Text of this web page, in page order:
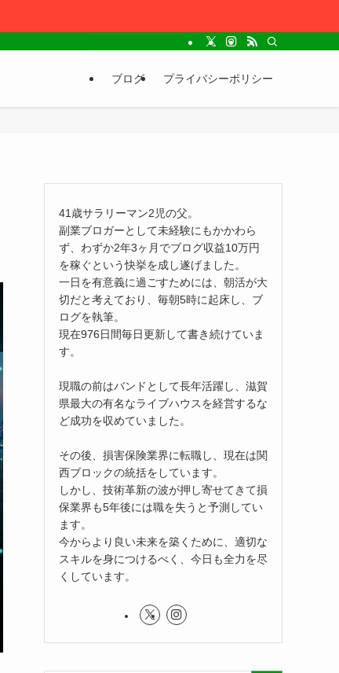
ブログ プライバシーポリシー
41歳サラリーマン2児の父。
副業ブロガーとして未経験にもかかわら
ず、わずか2年3ヶ月でブログ収益10万円
を稼ぐという快挙を成し遂げました。
一日を有意義に過ごすためには、朝活が大
切だと考えており、毎朝5時に起床し、ブ
ログを執筆。
現在976日間毎日更新して書き続けていま
す。
現職の前はバンドとして長年活躍し、滋賀
県最大の有名なライブハウスを経営するな
ど成功を収めていました。
その後、損害保険業界に転職し、現在は関
西ブロックの統括をしています。
しかし、技術革新の波が押し寄せてきて損
保業界も5年後には職を失うと予測してい
ます。
今からより良い未来を築くために、適切な
スキルを身につけるべく、今日も全力を尽
くしています。